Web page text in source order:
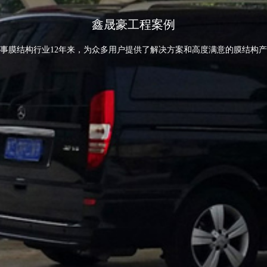
鑫晟豪工程案例
膜结构行业12年来，为众多用户提供了解决方案和高度满意的膜结构